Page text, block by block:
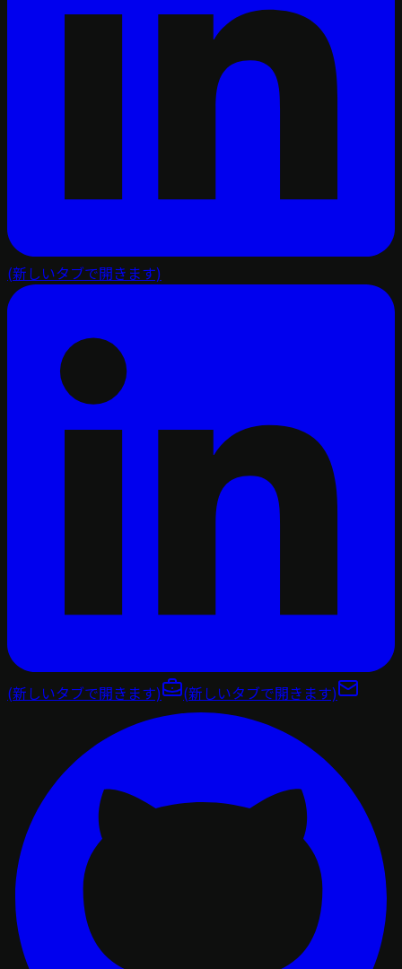
(新しいタブで開きます)
(新しいタブで開きます) (新しいタブで開きます)